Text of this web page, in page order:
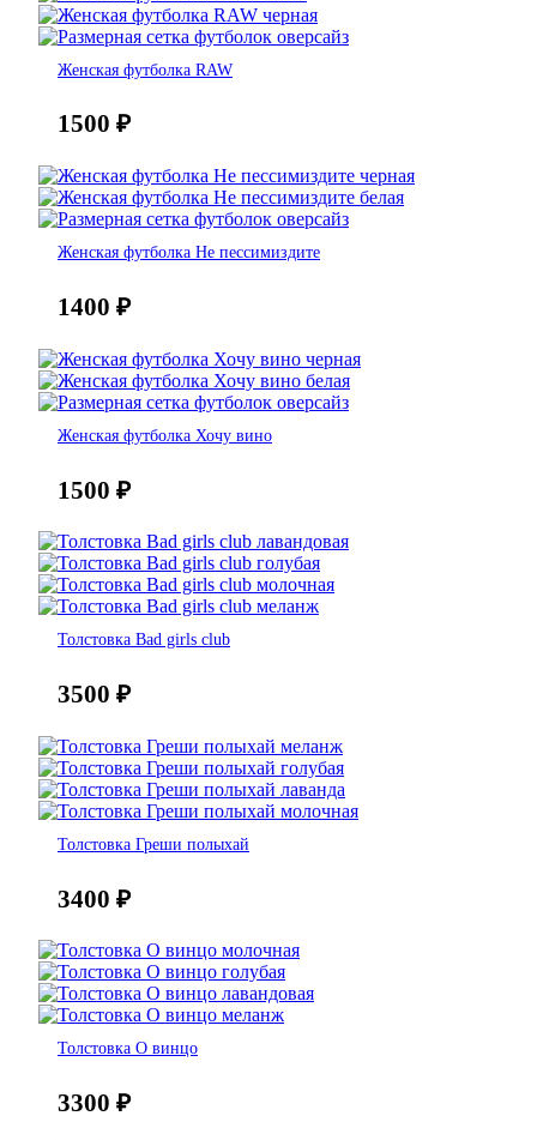
Женская футболка RAW
1500 ₽
Женская футболка Не пессимиздите
1400 ₽
Женская футболка Хочу вино
1500 ₽
Толстовка Bad girls club
3500 ₽
Толстовка Греши полыхай
3400 ₽
Толстовка О винцо
3300 ₽